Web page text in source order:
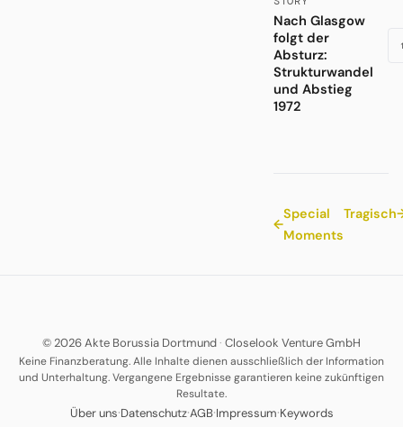
Nach Glasgow
folgt der
Absturz:
Strukturwandel
und Abstieg
1972
←
Special
Moments
Tragisch
© 2026 Akte Borussia Dortmund· Closelook Venture GmbH
Keine Finanzberatung. Alle Inhalte dienen ausschließlich der Information
und Unterhaltung. Vergangene Ergebnisse garantieren keine zukünftigen
Resultate.
Über uns·Datenschutz·AGB·Impressum·Keywords